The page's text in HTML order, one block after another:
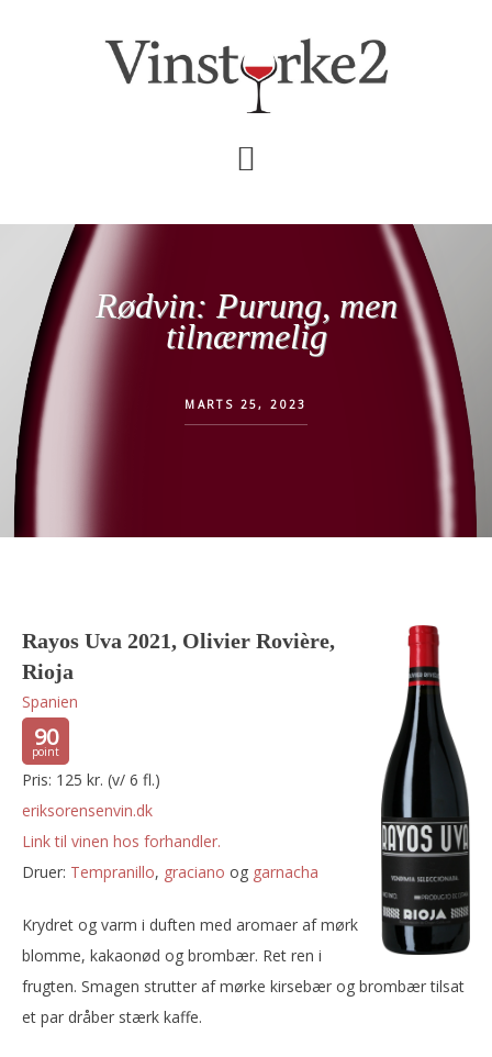
Rødvin: Purung, men
tilnærmelig
MARTS 25, 2023
Rayos Uva 2021, Olivier Rovière,
Rioja
Spanien
90
Pris: 125 kr. (v/ 6 fl.)
eriksorensenvin.dk
Link til vinen hos forhandler.
Druer:
tempranillo, graciano og garnacha
Krydret og varm i duften med aromaer af mørk
blomme, kakaonød og brombær. Ret ren i
frugten. Smagen strutter af mørke kirsebær og brombær tilsat
et par dråber stærk kaffe.